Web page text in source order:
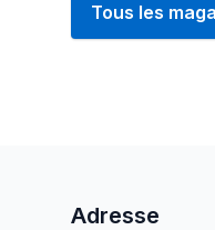
Tous les
Adresse